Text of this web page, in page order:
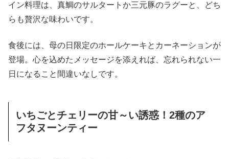
イン料理は、真鯛のサルタートか三元豚のラグーと、どち
らも贅沢な味わいです。
食後には、母の日限定のホールケーキとカーネーションが
登場。心を込めたメッセージを添えれば、忘れられない一
日になること間違いなしです。
いちごとチェリーの甘～い誘惑！2種のア
フタヌーンティー